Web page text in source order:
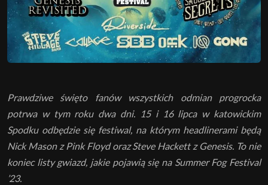
Prawdziwe święto fanów wszystkich odmian progrocka
potrwa w tym roku dwa dni. 15 i 16 lipca w katowickim
Spodku odbędzie się festiwal, na którym headlinerami będą
Nick Mason z Pink Floyd oraz Steve Hackett z Genesis. To nie
koniec listy gwiazd, jakie pojawią się na Summer Fog Festival
’23.